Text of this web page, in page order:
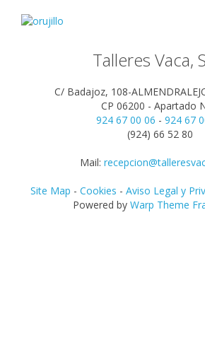
Talleres Vaca,
C/ Badajoz, 108-
CP 06200 - Apartado
924 67 00 06 - 924 67
(924) 66 52 80
Mail:
Site Map - Cookies - Aviso Legal y
Powered by Warp Theme